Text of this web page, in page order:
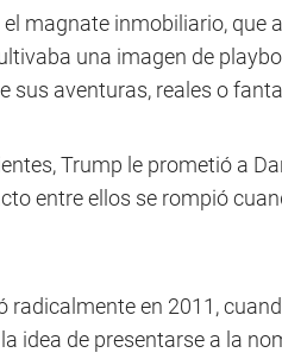
magnate inmobiliario, que
una imagen de
sus aventuras, reales o
Trump le prometió a
entre ellos se rompió
radicalmente en 2011,
idea de presentarse a la